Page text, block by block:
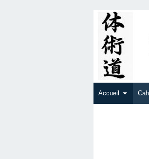
Accueil